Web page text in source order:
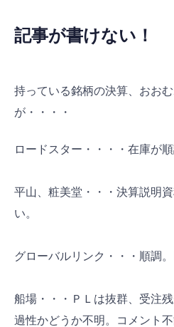
記事が書けない！
持っている銘柄の決算、おお
が・・・・
ロードスター・・・・在庫が
平山、粧美堂・・・決算説明
い。
グローバルリンク・・・順調。
船場・・・ＰＬは抜群、受注
過性かどうか不明。コメント不